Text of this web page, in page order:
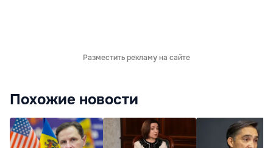
Разместить рекламу на сайте
Похожие новости